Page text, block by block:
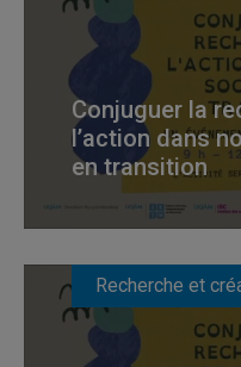
Conjuguer la
l’action dans
en transition
Recherche et